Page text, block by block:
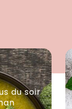
du soir